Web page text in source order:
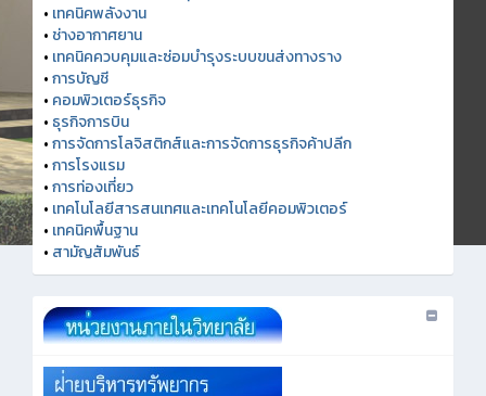
• เทคนิคพลังงาน
• ช่างอากาศยาน
• เทคนิคควบคุมและซ่อมบำรุงระบบขนส่งทางราง
•การบัญชี
• คอมพิวเตอร์ธุรกิจ
• ธุรกิจการบิน
•การจัดการโลจิสติกส์และการจัดการธุรกิจค้าปลีก
•การโรงแรม
•การท่องเที่ยว
• เทคโนโลยีสารสนเทศและเทคโนโลยีคอมพิวเตอร์
• เทคนิคพื้นฐาน
• สามัญสัมพันธ์